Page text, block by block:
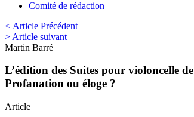
Comité de rédaction
< Article Précédent
> Article suivant
Martin Barré
L’édition des Suites pour violoncelle
Profanation ou éloge ?
Article